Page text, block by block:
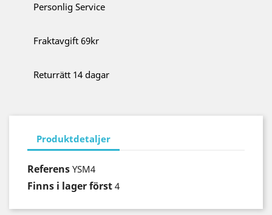
Personlig Service
Fraktavgift 69kr
Returrätt 14 dagar
Produktdetaljer
Referens YSM4
Finns i lager först 4